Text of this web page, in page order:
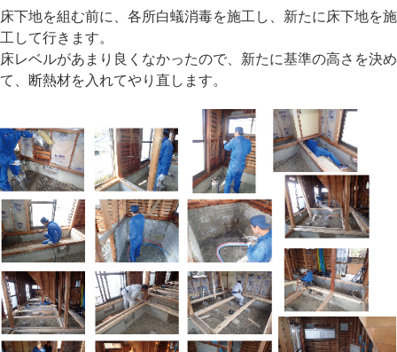
床下地を組む前に、各所白蟻消毒を施工し、新たに床下地を施
工して行きます。
床レベルがあまり良くなかったので、新たに基準の高さを決め
て、断熱材を入れてやり直します。